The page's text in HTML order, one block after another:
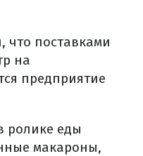
что поставками
на
предприятие
ролике еды
макароны,